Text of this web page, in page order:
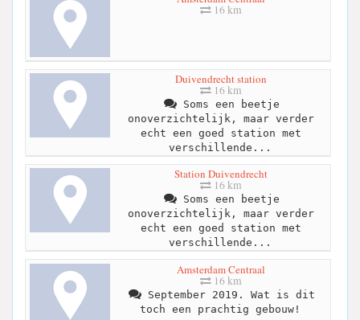
16 km
Duivendrecht station
16 km
Soms een beetje
onoverzichtelijk, maar verder
echt een goed station met
verschillende...
Station Duivendrecht
16 km
Soms een beetje
onoverzichtelijk, maar verder
echt een goed station met
verschillende...
Amsterdam Centraal
16 km
September 2019. Wat is dit
toch een prachtig gebouw!